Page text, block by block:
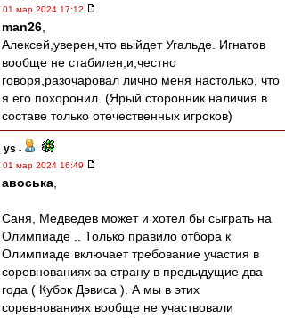
01 мар 2024 17:12
man26
Алексей,уверен,что выйдет Угальде. Игнатов
вообще не стабилен,и,честно
говоря,разочаровал лично меня настолько, что
я его похоронил. (Ярый сторонник наличия в
составе только отечественных игроков)
ys -
01 мар 2024 16:49
авоська
Саня, Медведев может и хотел бы сыграть на
Олимпиаде .. Только правило отбора к
Олимпиаде включает требование участия в
соревнованиях за страну в предыдущие два
года ( Кубок Дэвиса ). А мы в этих
соревнованиях вообще не участвовали